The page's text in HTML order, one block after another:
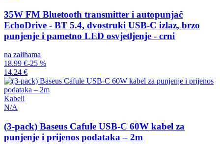
35W FM Bluetooth transmitter i autopunjač
EchoDrive - BT 5.4, dvostruki USB-C izlaz, brzo
punjenje i pametno LED osvjetljenje - crni
na zalihama
18.99 €-25 %
14.24 €
Kabeli
N/A
(3-pack) Baseus Cafule USB-C 60W kabel za
punjenje i prijenos podataka – 2m